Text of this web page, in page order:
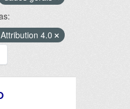
4.0